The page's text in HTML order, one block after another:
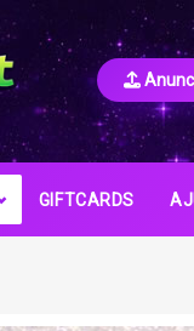
GIFTCARDS